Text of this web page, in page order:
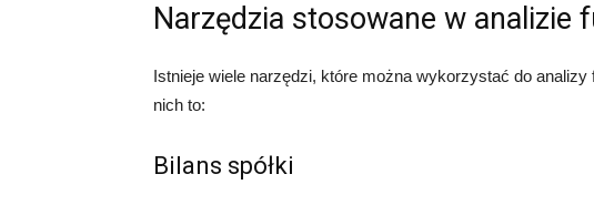
Narzędzia stosowane w analizie
Istnieje wiele narzędzi, które można wykorzystać do
nich to:
Bilans spółki